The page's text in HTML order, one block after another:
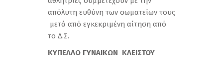
απόλυτη ευθύνη των σωματείων τους
μετά από εγκεκριμένη αίτηση από
το Δ.Σ.
ΚΥΠΕΛΛΟ ΓΥΝΑΙΚΩΝ ΚΛΕΙΣΤΟΥ